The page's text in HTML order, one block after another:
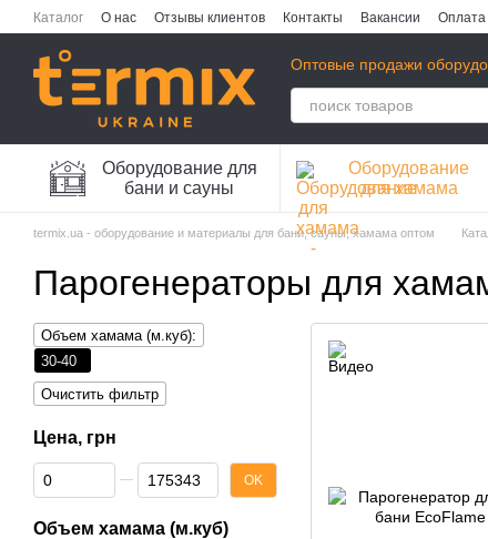
Перейти к основному контенту
Каталог О нас Отзывы клиентов Контакты Вакансии Оплата
Оптовые продажи
Оборудование для
бани и сауны
Оборудование
для хамама
termix.ua - оборудование и материалы для бани, сауны, хамама оптом
Парогенераторы для
Объем хамама (м.куб):
30-40
Очистить фильтр
Цена, грн
От Цена, грн
До Цена, грн OK
Объем хамама (м.куб)